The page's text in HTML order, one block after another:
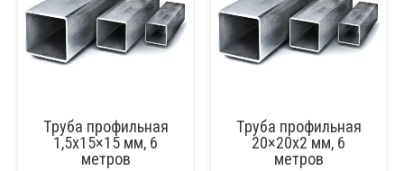
Труба профильная
1,5х15×15 мм, 6
метров
Труба профильная
20×20х2 мм, 6
метров